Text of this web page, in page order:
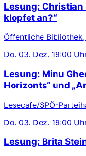
Lesung: Christian
klopfet an?“
Öffentliche
Do. 03. Dez. 19:00
Lesung: Minu
Horizonts“ und
Lesecafe/SPÖ-
Do. 03. Dez. 19:00
Lesung: Brita